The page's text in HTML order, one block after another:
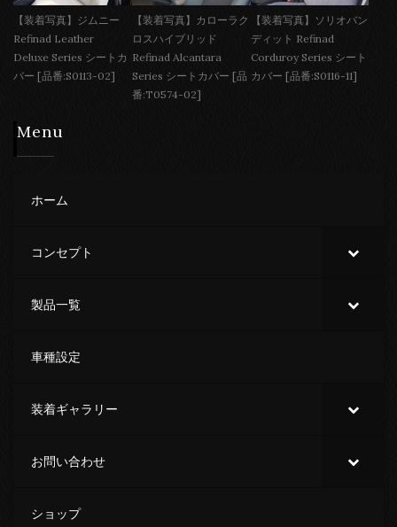
【装着写真】ジムニー
Refinad Leather
Deluxe Series シートカ
バー [品番:S0113-02]
【装着写真】カローラク
ロスハイブリッド
Refinad Alcantara
Series シートカバー [品
番:T0574-02]
【装着写真】ソリオバン
ディット Refinad
Corduroy Series シート
カバー [品番:S0116-11]
Menu
ホーム
コンセプト
製品一覧
車種設定
装着ギャラリー
お問い合わせ
ショップ